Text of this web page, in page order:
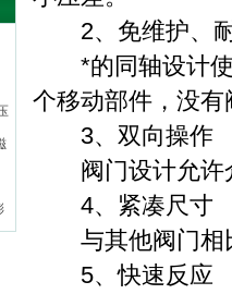
2、免维护、耐
*的同轴设计使
个移动部件，没
3、双向操作
阀门设计允许
4、紧凑尺寸
与其他阀门相比
5、快速反应